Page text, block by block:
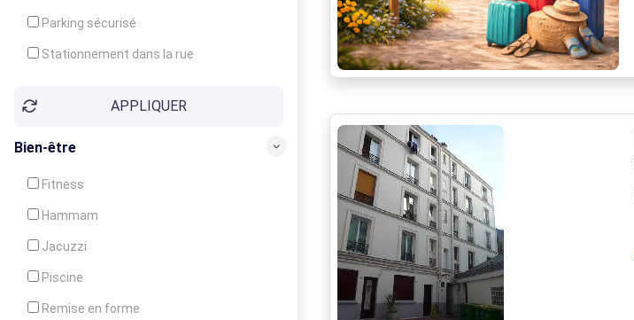
Parking sécurisé
Stationnement dans la rue
APPLIQUER
Bien-être
Fitness
Hammam
Jacuzzi
Piscine
Remise en forme